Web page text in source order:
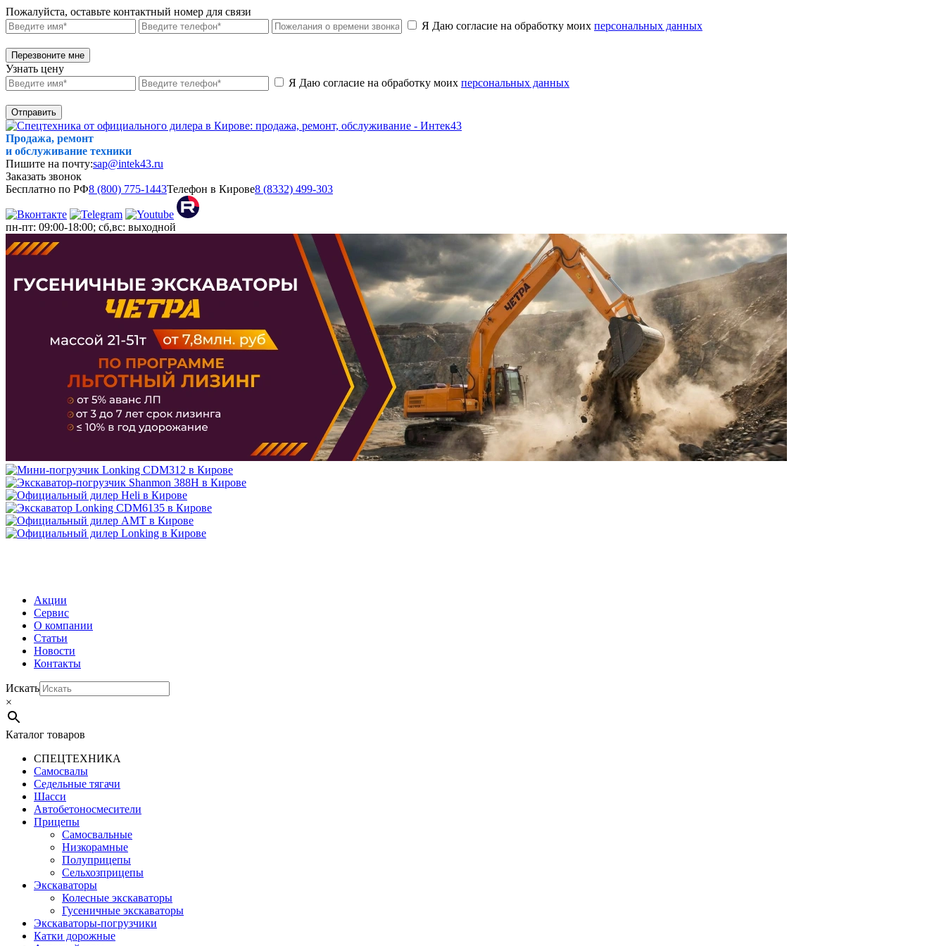
Пожалуйста, оставьте контактный номер для связи
Я Даю согласие на обработку моих персональных данных
Перезвоните мне
Узнать цену
Я Даю согласие на обработку моих персональных данных
Отправить
Продажа, ремонт
и обслуживание техники
Пишите на почту:sap@intek43.ru
Заказать звонок
Бесплатно по РФ8 (800) 775-1443Телефон в Кирове8 (8332) 499-303
пн-пт: 09:00-18:00; сб,вс: выходной
Акции
Сервис
О компании
Статьи
Новости
Контакты
Искать
×
Каталог товаров
СПЕЦТЕХНИКА
Самосвалы
Седельные тягачи
Шасси
Автобетоно­смесители
Прицепы
Самосвальные
Низкорамные
Полуприцепы
Сельхозприцепы
Экскаваторы
Колесные экскаваторы
Гусеничные экскаваторы
Экскаваторы-погрузчики
Катки дорожные